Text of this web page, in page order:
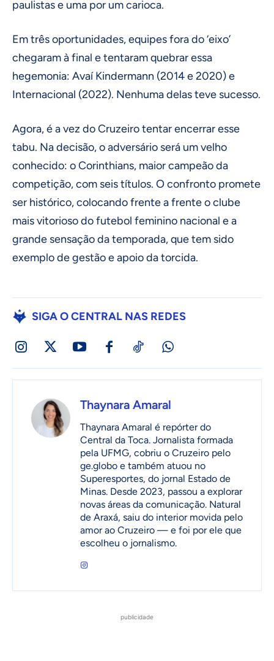
paulistas e uma por um carioca.
Em três oportunidades, equipes fora do ‘eixo’
chegaram à final e tentaram quebrar essa
hegemonia: Avaí Kindermann (2014 e 2020) e
Internacional (2022). Nenhuma delas teve sucesso.
Agora, é a vez do Cruzeiro tentar encerrar esse
tabu. Na decisão, o adversário será um velho
conhecido: o Corinthians, maior campeão da
competição, com seis títulos. O confronto promete
ser histórico, colocando frente a frente o clube
mais vitorioso do futebol feminino nacional e a
grande sensação da temporada, que tem sido
exemplo de gestão e apoio da torcida.
SIGA O CENTRAL NAS REDES
Thaynara Amaral
Thaynara Amaral é repórter do
Central da Toca. Jornalista formada
pela UFMG, cobriu o Cruzeiro pelo
ge.globo e também atuou no
Superesportes, do jornal Estado de
Minas. Desde 2023, passou a explorar
novas áreas da comunicação. Natural
de Araxá, saiu do interior movida pelo
amor ao Cruzeiro — e foi por ele que
escolheu o jornalismo.
publicidade